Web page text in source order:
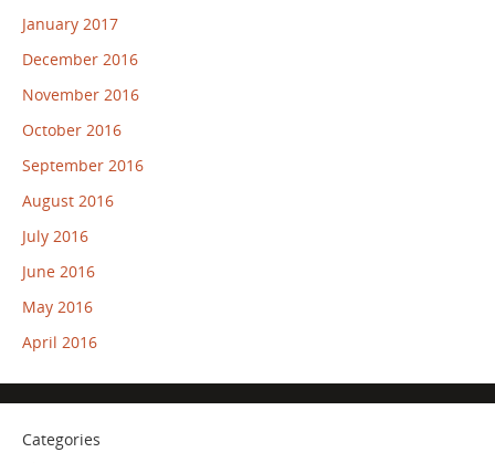
January 2017
December 2016
November 2016
October 2016
September 2016
August 2016
July 2016
June 2016
May 2016
April 2016
Categories